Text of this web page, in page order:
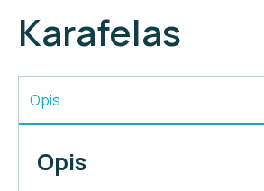
Karafelas
Opis
Opis